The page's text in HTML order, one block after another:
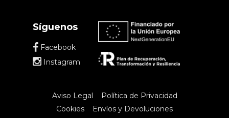
Síguenos
Facebook
Instagram
Aviso Legal
Política de Privacidad
Cookies
Envíos y Devoluciones